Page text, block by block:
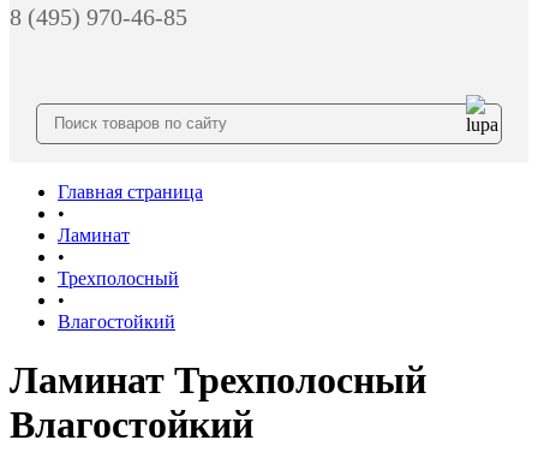
8 (495) 970-46-85
Главная страница
•
Ламинат
•
Трехполосный
•
Влагостойкий
Ламинат Трехполосный
Влагостойкий